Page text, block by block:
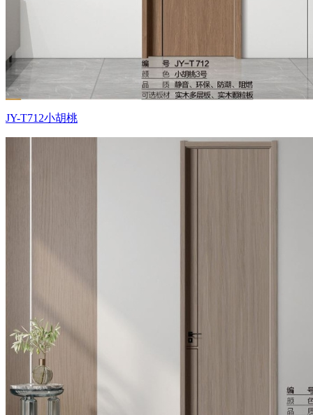
JY-T712小胡桃